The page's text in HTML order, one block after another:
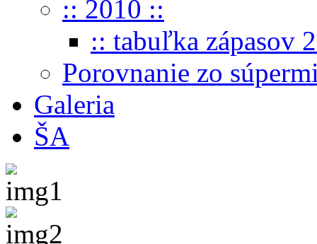
:: 2010 ::
:: tabuľka zápasov
Porovnanie zo
Galeria
ŠA